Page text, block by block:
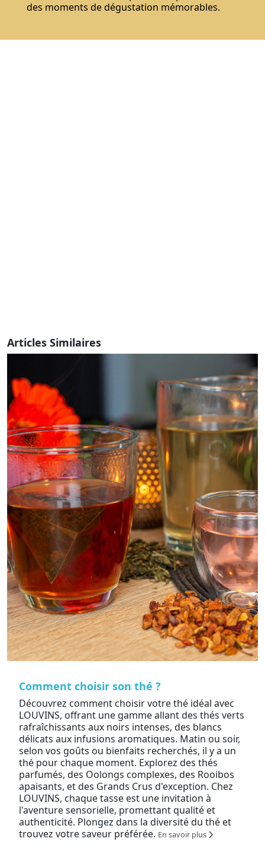
des moments de dégustation mémorables.
Articles Similaires
Comment choisir son thé ?
Découvrez comment choisir votre thé idéal avec
LOUVINS, offrant une gamme allant des thés verts
rafraîchissants aux noirs intenses, des blancs
délicats aux infusions aromatiques. Matin ou soir,
selon vos goûts ou bienfaits recherchés, il y a un
thé pour chaque moment. Explorez des thés
parfumés, des Oolongs complexes, des Rooibos
apaisants, et des Grands Crus d'exception. Chez
LOUVINS, chaque tasse est une invitation à
l'aventure sensorielle, promettant qualité et
authenticité. Plongez dans la diversité du thé et
trouvez votre saveur préférée. En savoir plus